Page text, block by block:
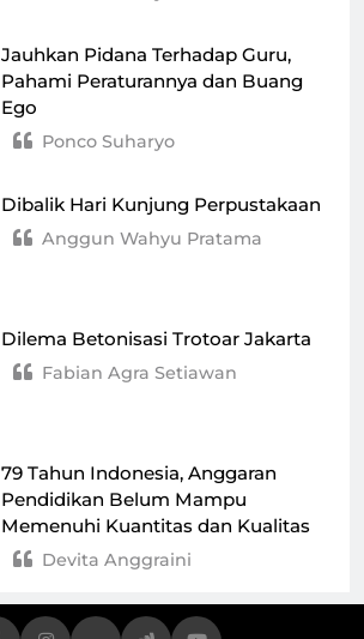
Jauhkan Pidana Terhadap Guru,
Pahami Peraturannya dan Buang
Ego
Ponco Suharyo
Dibalik Hari Kunjung Perpustakaan
Anggun Wahyu Pratama
Dilema Betonisasi Trotoar Jakarta
Fabian Agra Setiawan
79 Tahun Indonesia, Anggaran
Pendidikan Belum Mampu
Memenuhi Kuantitas dan Kualitas
Devita Anggraini